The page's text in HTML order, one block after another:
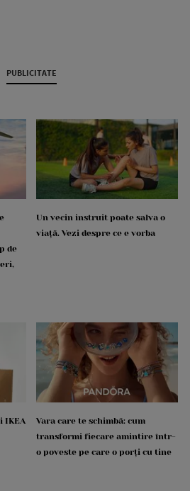
PUBLICITATE
de
Un vecin instruit poate salva o
viață. Vezi despre ce e vorba
IKEA
Vara care te schimbă: cum
transformi fiecare amintire într-
o poveste pe care o porți cu tine